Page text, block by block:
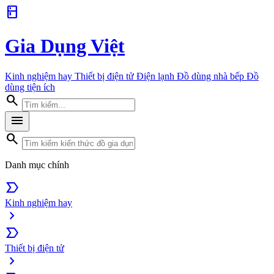
kitchen
Gia Dụng Việt
Kinh nghiệm hay Thiết bị điện tử Điện lạnh Đồ dùng nhà bếp Đồ
dùng tiện ích
search
menu
search
Danh mục chính
label_important
Kinh nghiệm hay
chevron_right
label_important
Thiết bị điện tử
chevron_right